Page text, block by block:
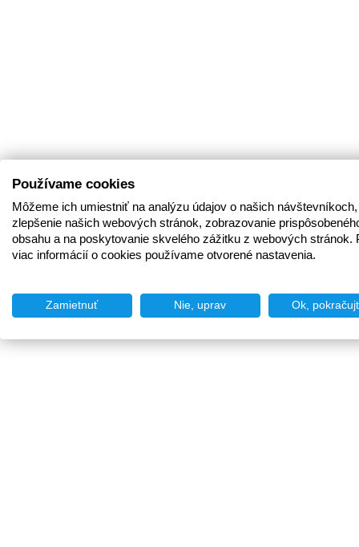
Používame cookies
Môžeme ich umiestniť na analýzu údajov o našich
zlepšenie našich webových stránok, zobrazovanie
obsahu a na poskytovanie skvelého zážitku z webových stránok.
viac informácií o cookies používame otvorené nastavenia.
Zamietnuť Nie, uprav Ok,